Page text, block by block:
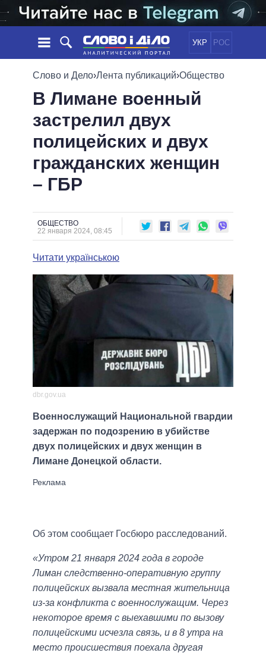
УКР РОС
НОВОСТИ
ЛЕНТА
СОБЫТИЯ
СТАТЬИ
ОБЗОРЫ
ДАЙДЖЕСТЫ
ПОЛИТИКА
ЭКОНОМИКА
ОБЩЕСТВО
ОБЕЩАНИЯ
ПОЛИТИКИ
ВСЕ ПОЛИТИКИ
ПРЕЗИДЕНТ И ОФИС
ВЕРХОВНАЯ РАДА
ГЛАВЫ ОБЛАДМИНИСТРАЦИЙ
МЭРЫ
ВСЕ ПЕРСОНЫ
ИНФОГРАФИКА
СРАВНЕНИЕ ПОЛИТИКОВ
Слово и Дело›Лента публикаций›Общество
В Лимане военный
застрелил двух
полицейских и двух
гражданских женщин
– ГБР
ОБЩЕСТВО
22 января 2024, 08:45
Читати українською
dbr.gov.ua
Военнослужащий Национальной гвардии
задержан по подозрению в убийстве
двух полицейских и двух женщин в
Лимане Донецкой области.
Об этом сообщает Госбюро расследований.
«Утром 21 января 2024 года в городе
Лиман следственно-оперативную группу
полицейских вызвала местная жительница
из-за конфликта с военнослужащим. Через
некоторое время с выехавшими по вызову
полицейскими исчезла связь, и в 8 утра на
место происшествия поехала другая